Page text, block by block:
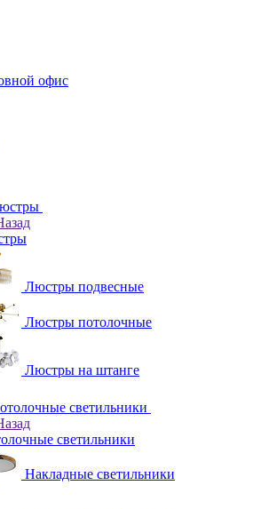
офис
Люстры подвесные
Люстры потолочные
Люстры на штанге
светильники
светильники
Накладные светильники